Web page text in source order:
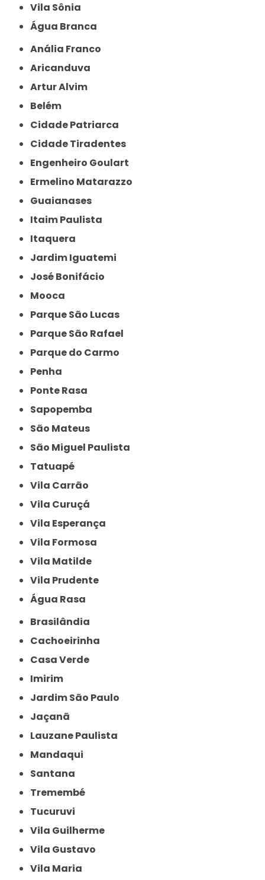
Vila Sônia
Água Branca
Anália Franco
Aricanduva
Artur Alvim
Belém
Cidade Patriarca
Cidade Tiradentes
Engenheiro Goulart
Ermelino Matarazzo
Guaianases
Itaim Paulista
Itaquera
Jardim Iguatemi
José Bonifácio
Mooca
Parque São Lucas
Parque São Rafael
Parque do Carmo
Penha
Ponte Rasa
Sapopemba
São Mateus
São Miguel Paulista
Tatuapé
Vila Carrão
Vila Curuçá
Vila Esperança
Vila Formosa
Vila Matilde
Vila Prudente
Água Rasa
Brasilândia
Cachoeirinha
Casa Verde
Imirim
Jardim São Paulo
Jaçanã
Lauzane Paulista
Mandaqui
Santana
Tremembé
Tucuruvi
Vila Guilherme
Vila Gustavo
Vila Maria